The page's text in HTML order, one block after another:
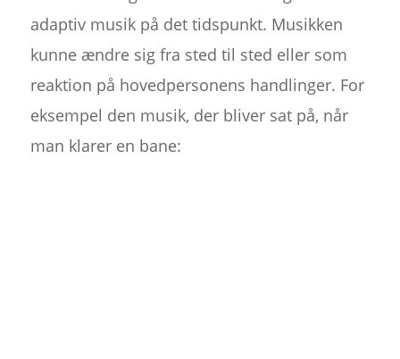
adaptiv musik på det tidspunkt. Musikken
kunne ændre sig fra sted til sted eller som
reaktion på hovedpersonens handlinger. For
eksempel den musik, der bliver sat på, når
man klarer en bane: